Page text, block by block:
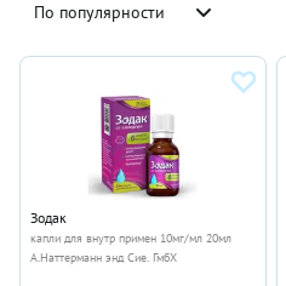
По популярности
Зодак
капли для внутр примен 10мг/мл 20мл
А.Наттерманн энд Сие. ГмбХ